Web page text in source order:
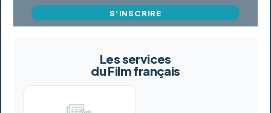
S'INSCRIRE
Les services
du Film français